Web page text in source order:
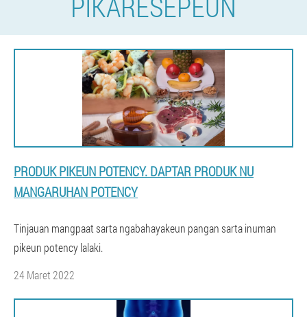
PRODUK PIKEUN POTENCY. DAPTAR PRODUK NU
MANGARUHAN POTENCY
Tinjauan mangpaat sarta ngabahayakeun pangan sarta inuman
pikeun potency lalaki.
24 Maret 2022